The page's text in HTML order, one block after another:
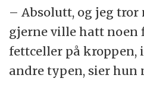
– Absolutt, og jeg tror
gjerne ville hatt noen
fettceller på kroppen,
andre typen, sier hun